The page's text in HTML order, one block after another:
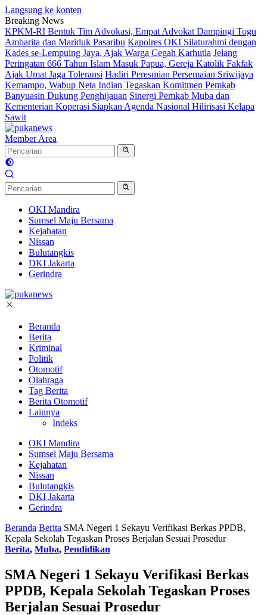
Langsung ke konten
Breaking News
KPKM-RI Bentuk Tim Advokasi, Empat Advokat Dampingi Togu
Ambarita dan Mariduk Pasaribu Kapolres OKI Silaturahmi dengan
Kades se-Lempuing Jaya, Ajak Warga Cegah Karhutla Jelang
Peringatan 666 Tahun Islam Masuk Papua, Gereja Katolik Fakfak
Ajak Umat Jaga Toleransi Hadiri Peresmian Persemaian Sriwijaya
Kemampo, Wabup Neta Indian Tegaskan Komitmen Pemkab
Banyuasin Dukung Penghijauan Sinergi Pemkab Muba dan
Kementerian Koperasi Siapkan Agenda Nasional Hilirisasi Kelapa
Sawit
Member Area
OKI Mandira
Sumsel Maju Bersama
Kejahatan
Nissan
Bulutangkis
DKI Jakarta
Gerindra
Beranda
Berita
Kriminal
Politik
Otomotif
Olahraga
Tag Berita
Berita Otomotif
Lainnya
Indeks
OKI Mandira
Sumsel Maju Bersama
Kejahatan
Nissan
Bulutangkis
DKI Jakarta
Gerindra
Beranda Berita SMA Negeri 1 Sekayu Verifikasi Berkas PPDB,
Kepala Sekolah Tegaskan Proses Berjalan Sesuai Prosedur
Berita, Muba, Pendidikan
SMA Negeri 1 Sekayu Verifikasi Berkas
PPDB, Kepala Sekolah Tegaskan Proses
Berjalan Sesuai Prosedur